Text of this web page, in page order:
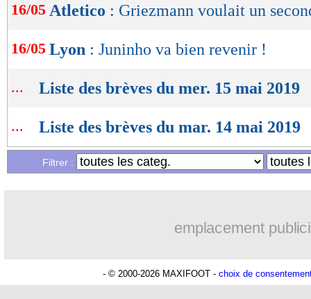
16/05 Atletico : Griezmann voulait un
16/05 Lyon : Juninho va bien revenir !
... Liste des brèves du mer. 15 mai 2019
... Liste des brèves du mar. 14 mai 2019
Filtrer :
emplacement
- © 2000-2026 MAXIFOOT - choix de